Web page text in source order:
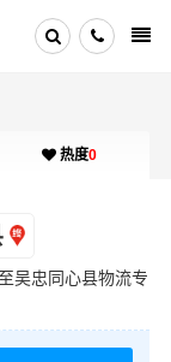
热度0
吴忠同心县物流专